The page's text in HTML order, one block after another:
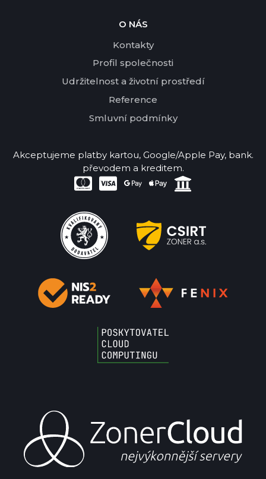
O NÁS
Kontakty
Profil společnosti
Udržitelnost a životní prostředí
Reference
Smluvní podmínky
Akceptujeme platby kartou, Google/Apple Pay, bank.
převodem a kreditem.